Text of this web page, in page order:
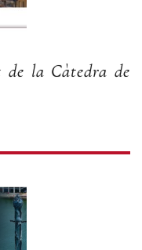
la Càtedra de